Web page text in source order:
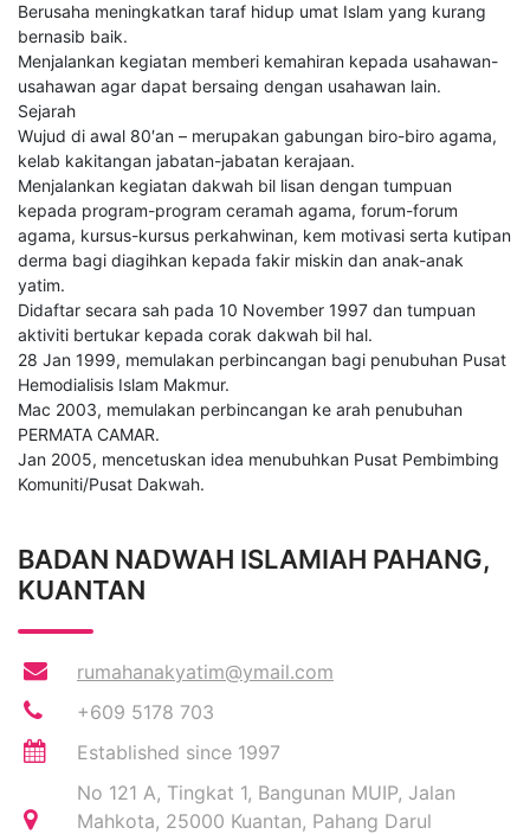
Berusaha meningkatkan taraf hidup umat Islam yang kurang
bernasib baik.
Menjalankan kegiatan memberi kemahiran kepada usahawan-
usahawan agar dapat bersaing dengan usahawan lain.
Sejarah
Wujud di awal 80′an – merupakan gabungan biro-biro agama,
kelab kakitangan jabatan-jabatan kerajaan.
Menjalankan kegiatan dakwah bil lisan dengan tumpuan
kepada program-program ceramah agama, forum-forum
agama, kursus-kursus perkahwinan, kem motivasi serta kutipan
derma bagi diagihkan kepada fakir miskin dan anak-anak
yatim.
Didaftar secara sah pada 10 November 1997 dan tumpuan
aktiviti bertukar kepada corak dakwah bil hal.
28 Jan 1999, memulakan perbincangan bagi penubuhan Pusat
Hemodialisis Islam Makmur.
Mac 2003, memulakan perbincangan ke arah penubuhan
PERMATA CAMAR.
Jan 2005, mencetuskan idea menubuhkan Pusat Pembimbing
Komuniti/Pusat Dakwah.
BADAN NADWAH ISLAMIAH PAHANG,
KUANTAN
rumahanakyatim@ymail.com
+609 5178 703
Established since 1997
No 121 A, Tingkat 1, Bangunan MUIP, Jalan
Mahkota, 25000 Kuantan, Pahang Darul